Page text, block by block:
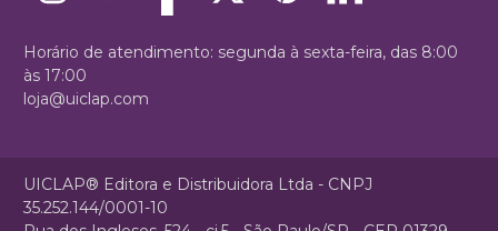
Horário de atendimento: segunda à sexta-feira, das 8:00
às 17:00
loja@uiclap.com
UICLAP® Editora e Distribuidora Ltda - CNPJ
35.252.144/0001-10